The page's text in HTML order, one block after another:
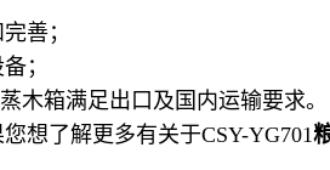
善；
；
木箱满足出口及国内运输要求。
想了解更多有关于CSY-YG701